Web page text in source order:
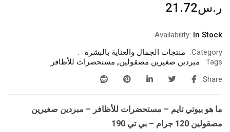
ر.س21.72
Availability: In Stock
Category:
منتجات الجمال والعناية بالبشرة
Tags:
مبردين صغيرين مصقولين, مستحضرات للأظافر
Share:
ما هو بيوتي تايم – مستحضرات للأظافر – مبردين صغيرين
مصقولين 120 جرام – بي تي 190